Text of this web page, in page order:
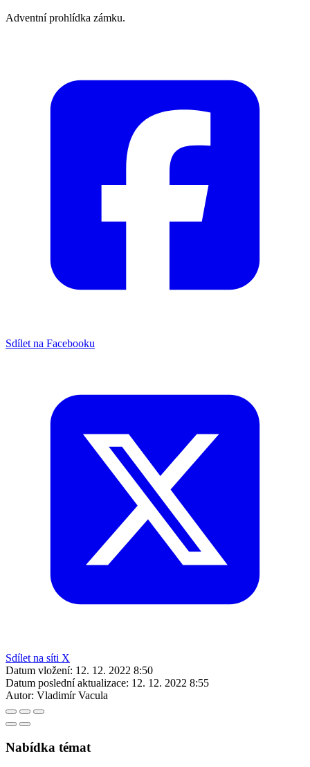
Adventní prohlídka zámku.
Sdílet na Facebooku
Sdílet na síti X
Datum vložení: 12. 12. 2022 8:50
Datum poslední aktualizace: 12. 12. 2022 8:55
Autor: Vladimír Vacula
Nabídka témat